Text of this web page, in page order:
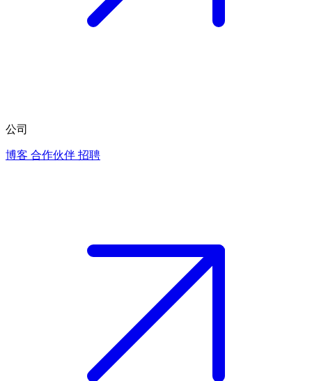
公司
博客 合作伙伴 招聘